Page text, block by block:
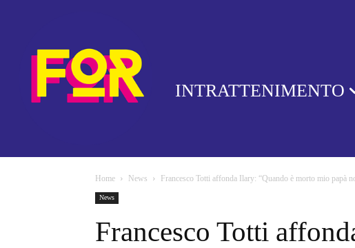
INTRATTENIMENTO
Home News Francesco Totti affonda Ilary: “Quando è morto mio papà
News
Francesco Totti